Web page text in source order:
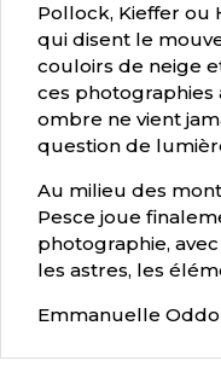
Pollock, Kieffer ou
qui disent le
couloirs de neige
ces photographies
ombre ne vient
question de
Au milieu des
Pesce joue
photographie,
les astres, les
Emmanuelle Oddo